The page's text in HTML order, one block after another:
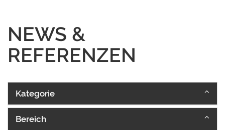
NEWS &
REFERENZEN
Kategorie
Bereich